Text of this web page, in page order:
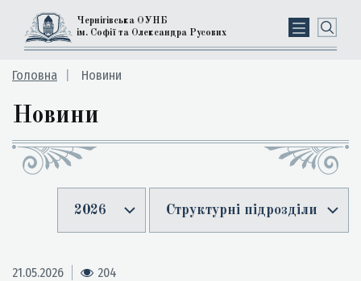
Чернігівська ОУНБ
ім. Софії та Олександра Русових
Головна Новини
Новини
2026 Структурні підрозділи
21.05.2026 204